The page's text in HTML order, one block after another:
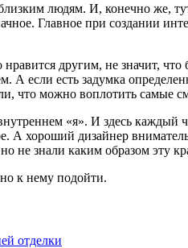
людям. И, конечно же,
Главное при создании
другим, не значит,
если есть задумка
что можно воплотить самые
«я». И здесь каждый
А хороший дизайнер
не знали каким образом эту
к нему подойти.
отделки